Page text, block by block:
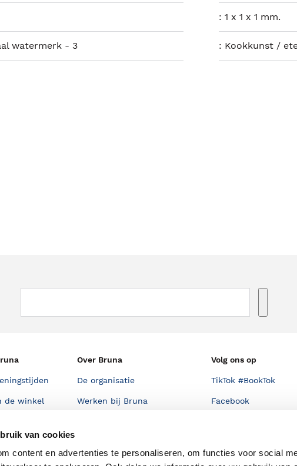
van cookies
content en advertenties te personaliseren, om functies voor social
:1 x 1 x 1 mm.
watermerk - 3 : Kookkunst /
de winkel
Over Bruna
De organisatie
Werken bij Bruna
Responsible Disclosure
Volg ons op
TikTok #BookTok
Facebook